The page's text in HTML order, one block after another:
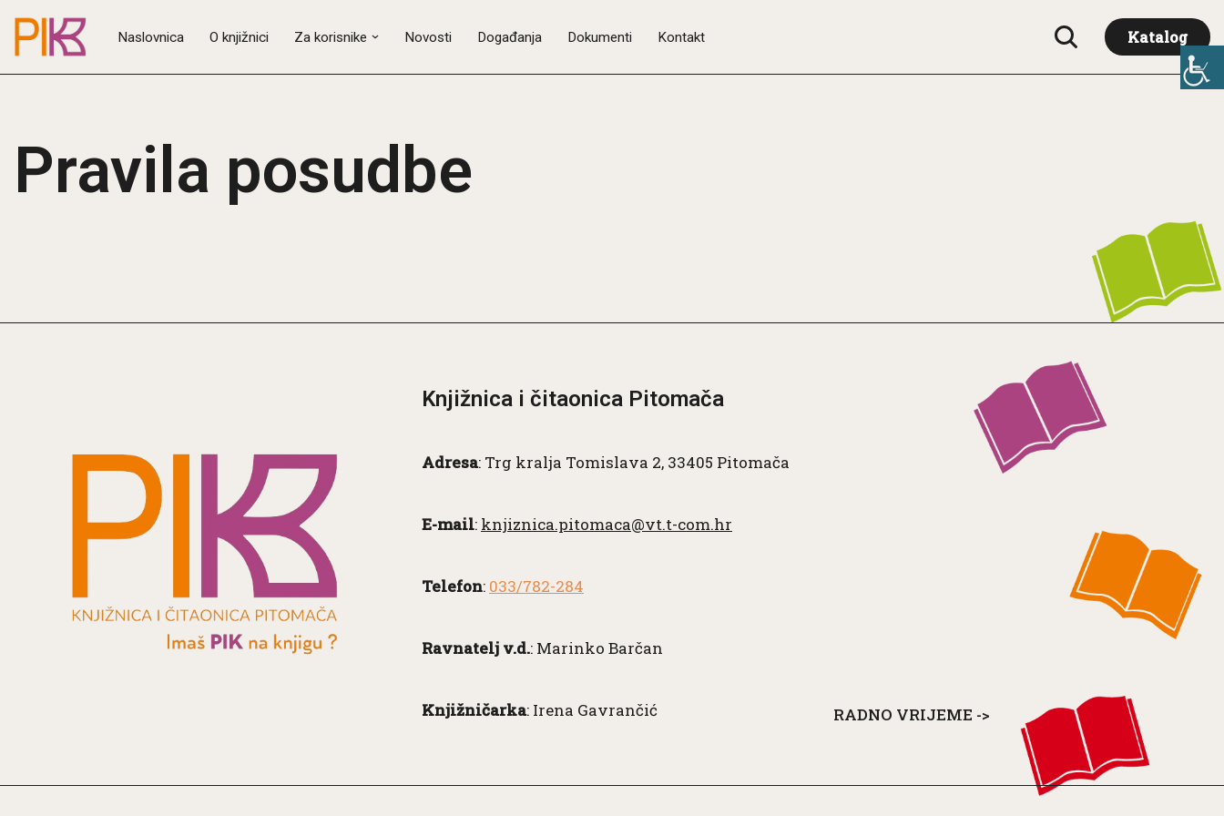
Skip
to
Naslovnica O knjižnici Za korisnike Novosti Događanja Dokumenti Kontakt Katalog
Pravila posudbe
Knjižnica i čitaonica Pitomača
Adresa: Trg kralja Tomislava 2, 33405 Pitomača
E-mail: knjiznica.pitomaca@vt.t-com.hr
Telefon: 033/782-284
Ravnatelj v.d.: Marinko Barčan
Knjižničarka: Irena Gavrančić RADNO VRIJEME ->